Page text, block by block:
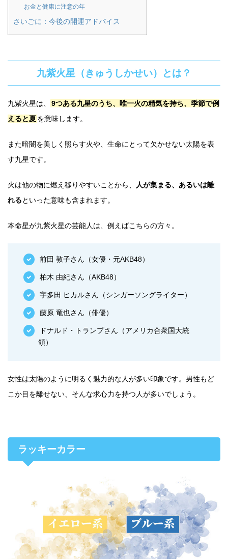
お金と健康に注意の年
さいごに：今後の開運アドバイス
九紫火星（きゅうしかせい）とは？
九紫火星は、
9つある九星のうち、唯一火の精気を持ち、季節で例
えると夏を意味します。
また暗闇を美しく照らす火や、生命にとって欠かせない太陽を表
す九星です。
火は他の物に燃え移りやすいことから、
人が集まる、あるいは離
れるといった意味も含まれます。
本命星が九紫火星の芸能人は、例えばこちらの方々。
前田 敦子さん（女優・元AKB48）
柏木 由紀さん（AKB48）
宇多田 ヒカルさん（シンガーソングライター）
藤原 竜也さん（俳優）
ドナルド・トランプさん（アメリカ合衆国大統
領）
女性は太陽のように明るく魅力的な人が多い印象です。男性もど
こか目を離せない、そんな求心力を持つ人が多いでしょう。
ラッキーカラー